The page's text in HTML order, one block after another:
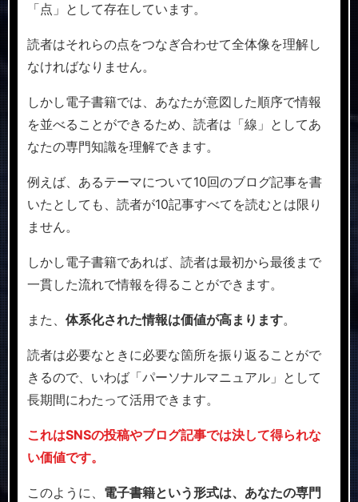
「点」として存在しています。
読者はそれらの点をつなぎ合わせて全体像を理解し
なければなりません。
しかし電子書籍では、あなたが意図した順序で情報
を並べることができるため、読者は「線」としてあ
なたの専門知識を理解できます。
例えば、あるテーマについて10回のブログ記事を書
いたとしても、読者が10記事すべてを読むとは限り
ません。
しかし電子書籍であれば、読者は最初から最後まで
一貫した流れで情報を得ることができます。
また、 体系化された情報は価値が高まります。
読者は必要なときに必要な箇所を振り返ることがで
きるので、いわば「パーソナルマニュアル」として
長期間にわたって活用できます。
これはSNSの投稿やブログ記事では決して得られな
い価値です。
このように、 電子書籍という形式は、あなたの専門